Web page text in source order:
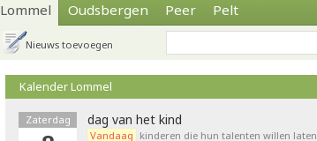
Lommel Oudsbergen Peer Pelt
Nieuws toevoegen
Kalender Lommel
Zaterdag dag van het kind
Vandaag kinderen die hun talenten willen laten